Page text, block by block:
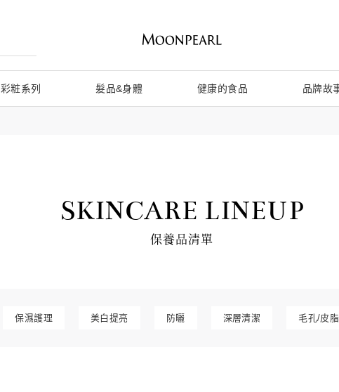
彩粧系列 髮品&身體 健康的食品 品牌故
SKINCARE LINEUP
保養品清單
保濕護理 美白提亮 防曬 深層清潔 毛孔/皮